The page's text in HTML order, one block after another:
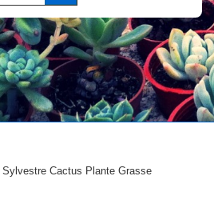
Sylvestre Cactus Plante Grasse